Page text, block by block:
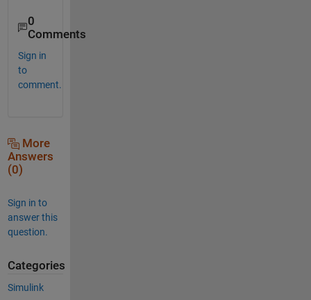
0
Comments
Sign in
to
comment.
More
Answers
(0)
Sign in to
answer this
question.
Categories
Simulink